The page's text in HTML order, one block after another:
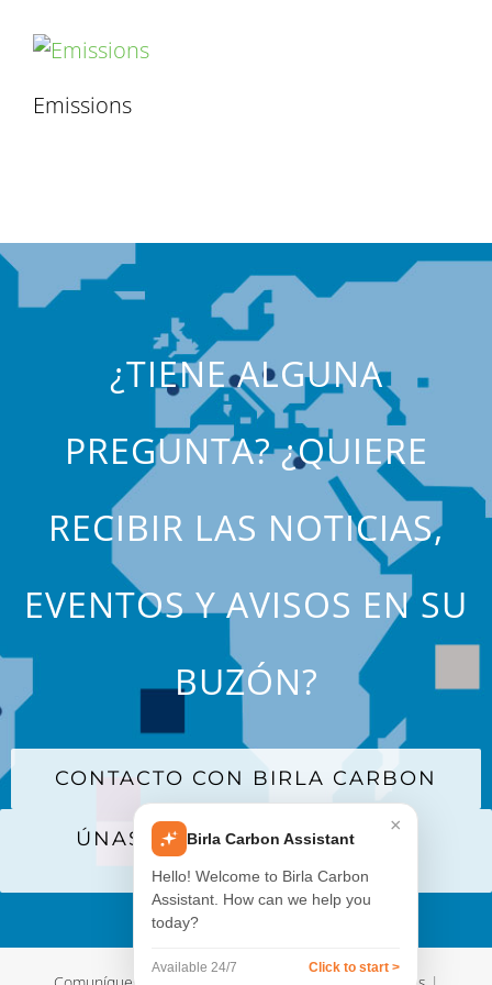
Emissions
¿TIENE ALGUNA
PREGUNTA? ¿QUIERE
RECIBIR LAS NOTICIAS,
EVENTOS Y AVISOS EN SU
BUZÓN?
CONTACTO CON BIRLA CARBON
ÚNASE A NUESTRA LISTA DE
×
Birla Carbon Assistant
Hello! Welcome to Birla Carbon
Assistant. How can we help you
today?
Available 24/7 Click to start >